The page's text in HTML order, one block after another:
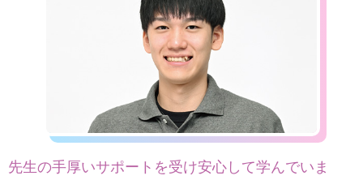
先生の手厚いサポートを受け安心して学んでいま